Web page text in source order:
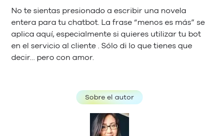
No te sientas presionado a escribir una novela
entera para tu chatbot. La frase “menos es más” se
aplica aquí, especialmente si quieres utilizar tu bot
en el servicio al cliente . Sólo di lo que tienes que
decir… pero con amor.
Sobre el autor